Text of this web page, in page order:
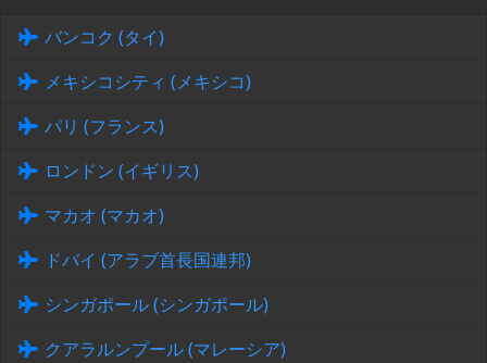
バンコク (タイ)
メキシコシティ (メキシコ)
パリ (フランス)
ロンドン (イギリス)
マカオ (マカオ)
ドバイ (アラブ首長国連邦)
シンガポール (シンガポール)
クアラルンプール (マレーシア)